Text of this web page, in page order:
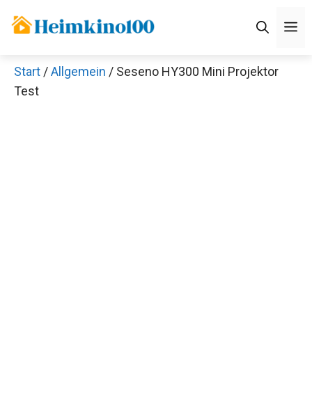
Inhalt
Start /Allgemein / Seseno HY300 Mini Projektor
Test